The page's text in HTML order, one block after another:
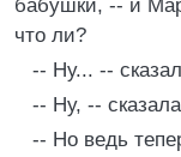
бабушки, -- и
что ли?
-- Ну... --
-- Ну, --
-- Но ведь